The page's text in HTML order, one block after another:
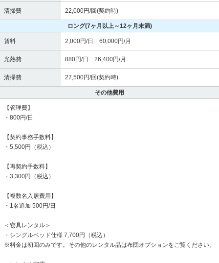
清掃費 22,000円/回(契約時)
ロング(7ヶ月以上～12ヶ月未満)
賃料 2,000円/日 60,000円/月
光熱費 880円/日 26,400円/月
清掃費 27,500円/回(契約時)
その他費用
【管理費】
・800円/日
【契約事務手数料】
・5,500円（税込）
【再契約手数料】
・3,300円（税込）
【複数名入居費用】
・1名追加 500円/日
＜寝具レンタル＞
・シングルベッド仕様 7,700円（税込）
※料金は初回のみです。その他のレンタル品は布団オプションをご覧ください。